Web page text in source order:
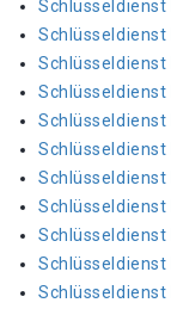
Schlüsseldienst
Schlüsseldienst
Schlüsseldienst
Schlüsseldienst
Schlüsseldienst
Schlüsseldienst
Schlüsseldienst
Schlüsseldienst
Schlüsseldienst